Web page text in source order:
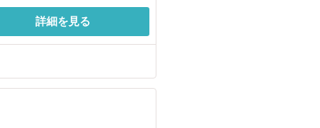
詳細を見る